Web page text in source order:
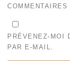
PRÉVENEZ-MOI
PAR E-MAIL.